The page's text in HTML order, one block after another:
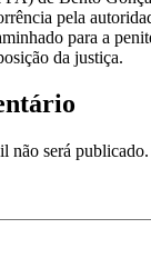
pela
para a
da justiça.
não será publicado.